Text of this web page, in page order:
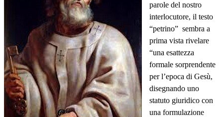
parole del nostro
interlocutore, il testo
“petrino” sembra a
prima vista rivelare
“una esattezza
formale sorprendente
per l’epoca di Gesù,
disegnando uno
statuto giuridico con
una formulazione